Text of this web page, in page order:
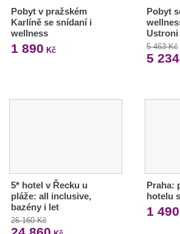
Pobyt v pražském
Karlíně se snídaní i
wellness
1 890 Kč
Pobyt
Ustroni
5 463 Kč
5 234
5* hotel v Řecku u
pláže: all inclusive,
bazény i let
26 160 Kč
Praha:
hotelu
1 490